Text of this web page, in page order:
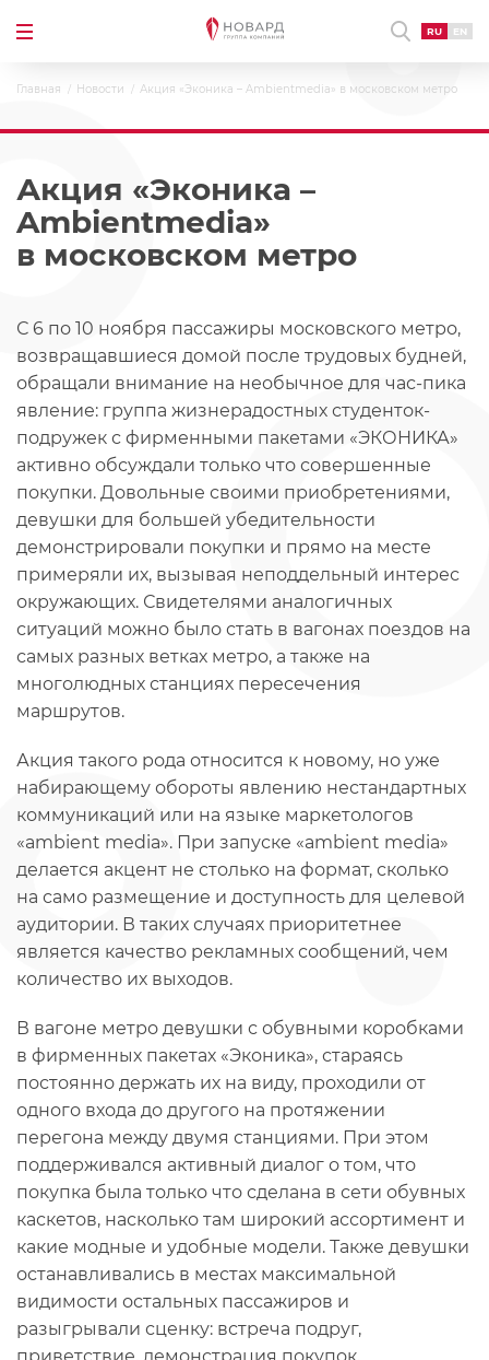
RU EN
Главная Новости Акция «Эконика – Ambientmedia» в московском метро
Акция «Эконика –
Ambientmedia»
в московском метро
С 6 по 10 ноября пассажиры московского метро,
возвращавшиеся домой после трудовых будней,
обращали внимание на необычное для час-пика
явление: группа жизнерадостных студенток-
подружек с фирменными пакетами «ЭКОНИКА»
активно обсуждали только что совершенные
покупки. Довольные своими приобретениями,
девушки для большей убедительности
демонстрировали покупки и прямо на месте
примеряли их, вызывая неподдельный интерес
окружающих. Свидетелями аналогичных
ситуаций можно было стать в вагонах поездов на
самых разных ветках метро, а также на
многолюдных станциях пересечения
маршрутов.
Акция такого рода относится к новому, но уже
набирающему обороты явлению нестандартных
коммуникаций или на языке маркетологов
«ambient media». При запуске «ambient media»
делается акцент не столько на формат, сколько
на само размещение и доступность для целевой
аудитории. В таких случаях приоритетнее
является качество рекламных сообщений, чем
количество их выходов.
В вагоне метро девушки с обувными коробками
в фирменных пакетах «Эконика», стараясь
постоянно держать их на виду, проходили от
одного входа до другого на протяжении
перегона между двумя станциями. При этом
поддерживался активный диалог о том, что
покупка была только что сделана в сети обувных
каскетов, насколько там широкий ассортимент и
какие модные и удобные модели. Также девушки
останавливались в местах максимальной
видимости остальных пассажиров и
разыгрывали сценку: встреча подруг,